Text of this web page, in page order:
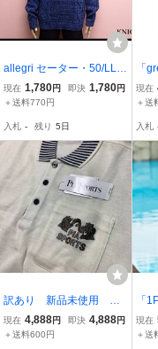
allegri セーター・50/LL□
アレグリ/ニット/大きいサ
イズ/メンズ/25霜4-21
現在 1,780円 即決 1,780円
＋送料770円
入札 - 残り 5日
「
半
レ
現在
＋送
入札
訳あり 新品未使用 ピ
アスポーツ 定価31,000
円の品 LLサイズ 長袖
現在 4,888円 即決 4,888円
＋送料600円
「
X
E
現在
＋送